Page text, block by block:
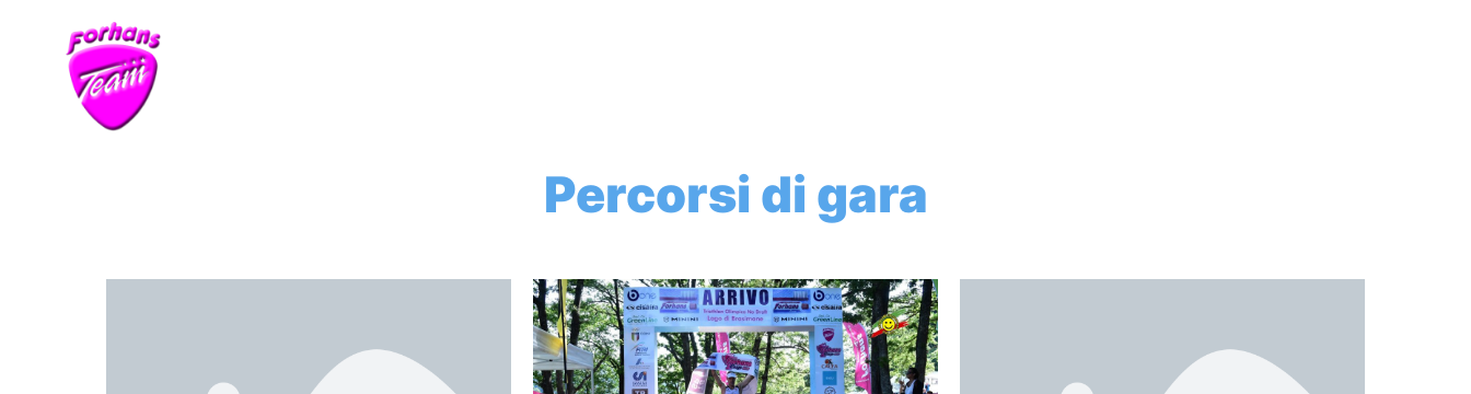
Percorsi di gara